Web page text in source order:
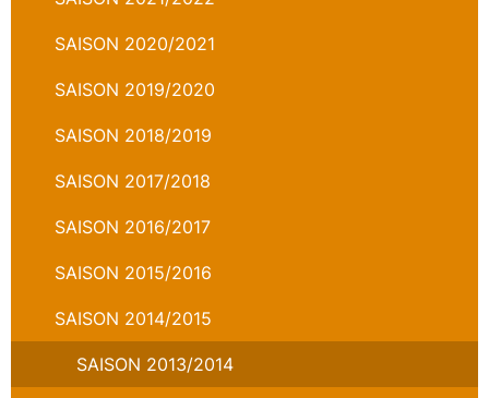
SAISON 2020/2021
SAISON 2019/2020
SAISON 2018/2019
SAISON 2017/2018
SAISON 2016/2017
SAISON 2015/2016
SAISON 2014/2015
SAISON 2013/2014